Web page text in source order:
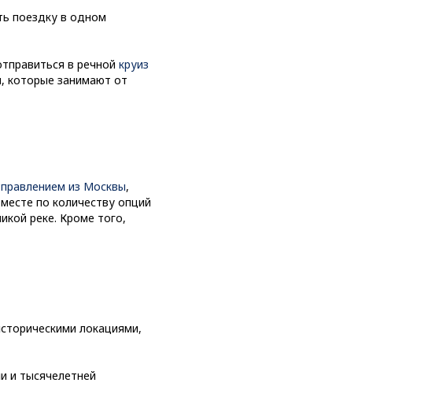
поездку в одном
в речной круиз
которые занимают от
из Москвы,
по количеству опций
реке. Кроме того,
локациями,
и тысячелетней